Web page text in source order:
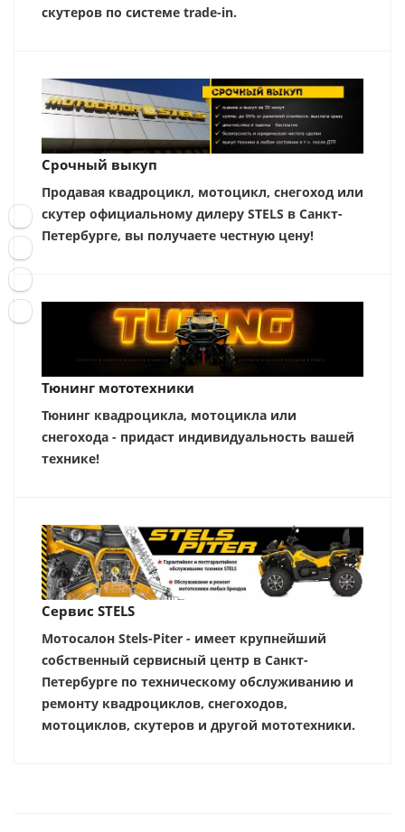
скутеров по системе trade-in.
Срочный выкуп
Продавая квадроцикл, мотоцикл, снегоход или
скутер официальному дилеру STELS в Санкт-
Петербурге, вы получаете честную цену!
Тюнинг мототехники
Тюнинг квадроцикла, мотоцикла или
снегохода - придаст индивидуальность вашей
технике!
Сервис STELS
Мотосалон Stels-Piter - имеет крупнейший
собственный сервисный центр в Санкт-
Петербурге по техническому обслуживанию и
ремонту квадроциклов, снегоходов,
мотоциклов, скутеров и другой мототехники.